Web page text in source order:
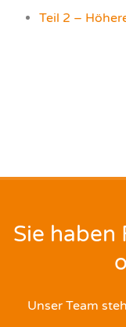
Teil 2 –
Sie haben
Unser Team